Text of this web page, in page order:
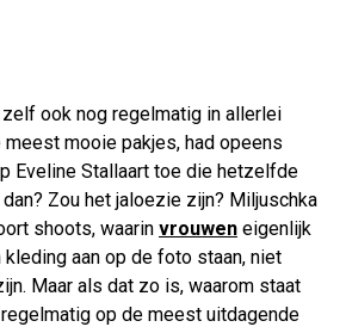
ook nog regelmatig in allerlei
mooie pakjes, had opeens
Eveline Stallaart toe die hetzelfde
Zou het jaloezie zijn? Miljuschka
shoots, waarin vrouwen eigenlijk
aan op de foto staan, niet
Maar als dat zo is, waarom staat
op de meest uitdagende